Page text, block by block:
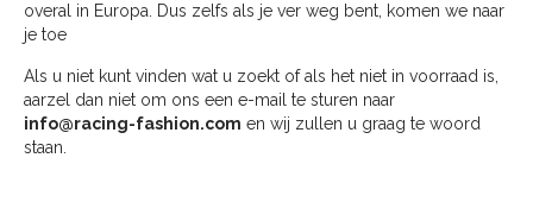
overal in Europa. Dus zelfs als je ver weg bent, komen we naar
je toe
Als u niet kunt vinden wat u zoekt of als het niet in voorraad is,
aarzel dan niet om ons een e-mail te sturen naar
info@racing-fashion.com en wij zullen u graag te woord
staan.